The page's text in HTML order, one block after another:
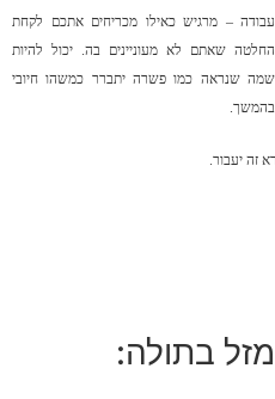
עבודה – מרגיש כאילו מכריחים אתכם לקחת
החלטה שאתם לא מעוניינים בה. יכול להיות
שמה שנראה כמו פשרה יתברר כמשהו חיובי
בהמשך.
זה יעבור.
מזל בתולה: